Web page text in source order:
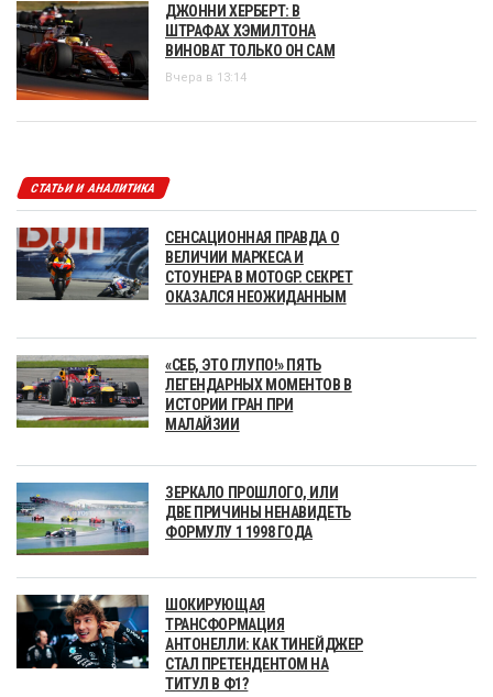
ДЖОННИ ХЕРБЕРТ: В
ШТРАФАХ ХЭМИЛТОНА
ВИНОВАТ ТОЛЬКО ОН САМ
Вчера в 13:14
СТАТЬИ И АНАЛИТИКА
СЕНСАЦИОННАЯ ПРАВДА О
ВЕЛИЧИИ МАРКЕСА И
СТОУНЕРА В MOTOGP. СЕКРЕТ
ОКАЗАЛСЯ НЕОЖИДАННЫМ
«СЕБ, ЭТО ГЛУПО!» ПЯТЬ
ЛЕГЕНДАРНЫХ МОМЕНТОВ В
ИСТОРИИ ГРАН ПРИ
МАЛАЙЗИИ
ЗЕРКАЛО ПРОШЛОГО, ИЛИ
ДВЕ ПРИЧИНЫ НЕНАВИДЕТЬ
ФОРМУЛУ 1 1998 ГОДА
ШОКИРУЮЩАЯ
ТРАНСФОРМАЦИЯ
АНТОНЕЛЛИ: КАК ТИНЕЙДЖЕР
СТАЛ ПРЕТЕНДЕНТОМ НА
ТИТУЛ В Ф1?